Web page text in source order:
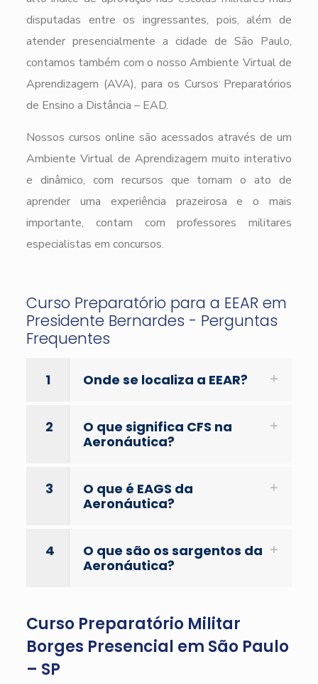
disputadas entre os ingressantes, pois, além de
atender presencialmente a cidade de São Paulo,
contamos também com o nosso Ambiente Virtual de
Aprendizagem (AVA), para os Cursos Preparatórios
de Ensino a Distância – EAD.
Nossos cursos online são acessados através de um
Ambiente Virtual de Aprendizagem muito interativo
e dinâmico, com recursos que tornam o ato de
aprender uma experiência prazeirosa e o mais
importante, contam com professores militares
especialistas em concursos.
Curso Preparatório para a EEAR em
Presidente Bernardes - Perguntas
Frequentes
1 Onde se localiza a EEAR?
2
O que significa CFS na
Aeronáutica?
3
O que é EAGS da
Aeronáutica?
4
O que são os sargentos da
Aeronáutica?
Curso Preparatório Militar
Borges Presencial em São Paulo
– SP